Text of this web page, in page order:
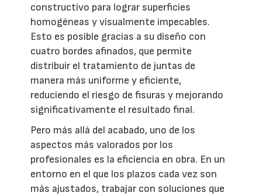
constructivo para lograr superficies
homogéneas y visualmente impecables.
Esto es posible gracias a su diseño con
cuatro bordes afinados, que permite
distribuir el tratamiento de juntas de
manera más uniforme y eficiente,
reduciendo el riesgo de fisuras y mejorando
significativamente el resultado final.
Pero más allá del acabado, uno de los
aspectos más valorados por los
profesionales es la eficiencia en obra. En un
entorno en el que los plazos cada vez son
más ajustados, trabajar con soluciones que